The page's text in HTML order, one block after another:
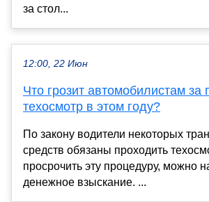
за стол...
12:00, 22 Июн
Что грозит автомобилистам за
техосмотр в этом году?
По закону водители некоторых
средств обязаны проходить
просрочить эту процедуру, можно
денежное взыскание. ...